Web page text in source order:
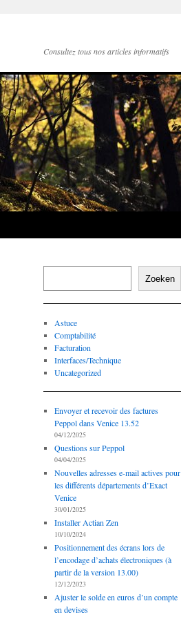
Consultez tous nos articles informatifs
Zoeken
Astuce
Comptabilité
Facturation
Interfaces/Technique
Uncategorized
Envoyer et recevoir des factures
Peppol dans Venice 13.52
04/12/2025
Questions sur Peppol
04/04/2025
Nouvelles adresses e-mail actives pour
les différents départements d’Exact
Venice
30/01/2025
Installer Actian Zen
10/10/2024
Positionnement des écrans lors de
l’encodage d’achats électroniques (à
partir de la version 13.00)
12/12/2023
Ajuster le solde en euros d’un compte
en devises